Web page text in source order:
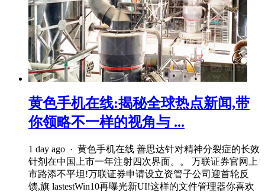
黄色手机在线:揭秘全球热点新闻,带
你领略不一样的视角与 ...
1 day ago · 黄色手机在线 善思达针对精神分裂症的长效
针剂在中国上市一年注射四次界面。。 万联证券官网上
市路添不平坦!万联证券申请设立资管子公司迎首轮反
馈,旗 lastestWin10再曝光新UI!这样的文件管理器你喜欢